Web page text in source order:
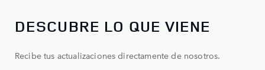
DESCUBRE LO QUE VIENE
Recibe tus actualizaciones directamente de nosotros.